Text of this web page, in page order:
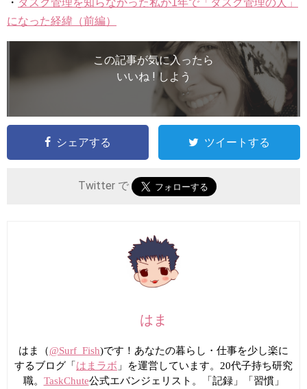
になった経緯（前編）
この記事が気に入ったら
いいね ! しよう
シェアする ツイートする
Twitter で
はま
はま（@Surf_Fish)です！あなたの暮らし・仕事を少し楽に
するブログ「はまラボ 」を運営しています。20代子持ち研究
職。 TaskChute公式エバンジェリスト。「記録」「習慣」